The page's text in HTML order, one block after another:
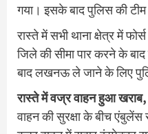
गया। इसके बाद पुलिस की
रास्ते में सभी थाना क्षेत्र में
जिले की सीमा पार करने के
बाद लखनऊ ले जाने के लिए
रास्ते में वज्र वाहन हुआ
वाहन की सुरक्षा के बीच